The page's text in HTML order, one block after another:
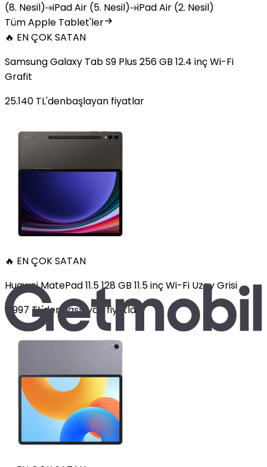
(8. Nesil) iPadAir (5. Nesil) iPadAir (2. Nesil)
Tüm Apple Tablet'ler
🔥 EN ÇOK SATAN
Samsung Galaxy Tab S9 Plus 256 GB 12.4 inç Wi-Fi
Grafit
25.140 TL'denbaşlayan fiyatlar
🔥 EN ÇOK SATAN
Huawei MatePad 11.5 128 GB 11.5 inç Wi-Fi Uzay Grisi
11.997 TL'den başlayan fiyatlar